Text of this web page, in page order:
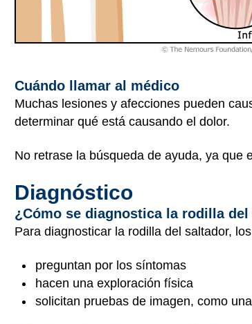
Cuándo llamar al médico
Muchas lesiones y afecciones pueden
determinar qué está causando el dolor.
No retrase la búsqueda de ayuda, ya que
Diagnóstico
¿Cómo se diagnostica la rodilla
Para diagnosticar la rodilla del saltador,
preguntan por los síntomas
hacen una exploración física
solicitan pruebas de imagen, como una